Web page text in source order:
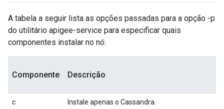
A tabela a seguir lista as opções passadas para a opção -p
do utilitário apigee-service para especificar quais
componentes instalar no nó:
Componente Descrição
c Instale apenas o Cassandra.